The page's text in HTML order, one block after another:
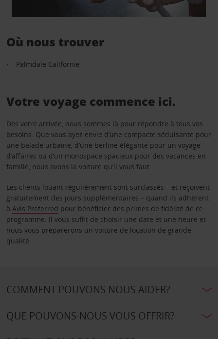
Où nous trouver
Palmdale Californie
Votre voyage commence ici.
Dès votre arrivée, nous sommes là pour répondre à tous vos
besoins. Que vous ayez envie d’une compacte séduisante pour
une balade urbaine, d’une berline élégante pour un voyage
d’affaires ou d’un monospace spacieux pour des vacances en
famille, nous avons la voiture qu’il vous faut.
Les clients louant régulièrement sont surclassés – et reçoivent
gratuitement des jours supplémentaires – quand ils adhèrent
à Avis Preferred pour bénéficier des primes de fidélité de ce
programme. Il vous suffit de choisir une date et une heure et
nous vous préparerons un voiture de location de grande
qualité.
COMMENT POUVONS NOUS AIDER?
QUE POUVONS-NOUS VOUS OFFRIR?